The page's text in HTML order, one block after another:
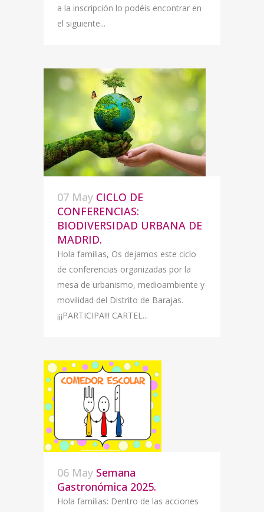
a la inscripción lo podéis encontrar en
el siguiente...
07 May CICLO DE
CONFERENCIAS:
BIODIVERSIDAD URBANA DE
MADRID.
Hola familias, Os dejamos este ciclo
de conferencias organizadas por la
mesa de urbanismo, medioambiente y
movilidad del Distrito de Barajas.
¡¡¡PARTICIPA!!! CARTEL...
06 May Semana
Gastronómica 2025.
Hola familias: Dentro de las acciones